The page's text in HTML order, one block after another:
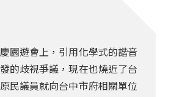
園遊會上，引用化學式的諧音
發的歧視爭議，現在也燒近了台
民議員就向台中市府相關單位